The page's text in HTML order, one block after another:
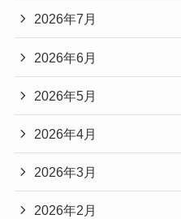
2026年7月
2026年6月
2026年5月
2026年4月
2026年3月
2026年2月